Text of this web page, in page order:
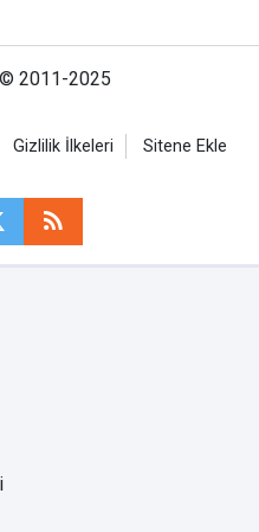
2011-2025
Gizlilik İlkeleri Sitene Ekle